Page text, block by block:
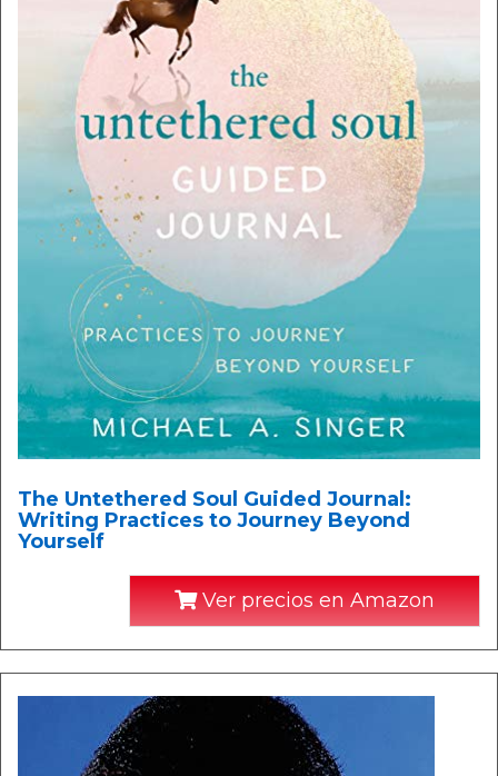
The Untethered Soul Guided Journal:
Writing Practices to Journey Beyond
Yourself
Ver precios en Amazon